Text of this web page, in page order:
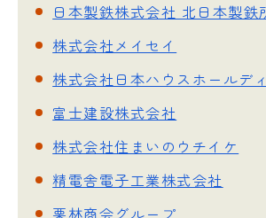
日本製鉄株式会社 北日本製鉄
株式会社メイセイ
富士建設株式会社
株式会社住まいのウチイケ
精電舎電子工業株式会社
栗林商会グループ